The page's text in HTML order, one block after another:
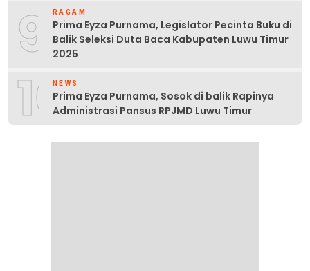
9 RAGAM
Prima Eyza Purnama, Legislator Pecinta Buku di
Balik Seleksi Duta Baca Kabupaten Luwu Timur
2025
10NEWS
Prima Eyza Purnama, Sosok di balik Rapinya
Administrasi Pansus RPJMD Luwu Timur